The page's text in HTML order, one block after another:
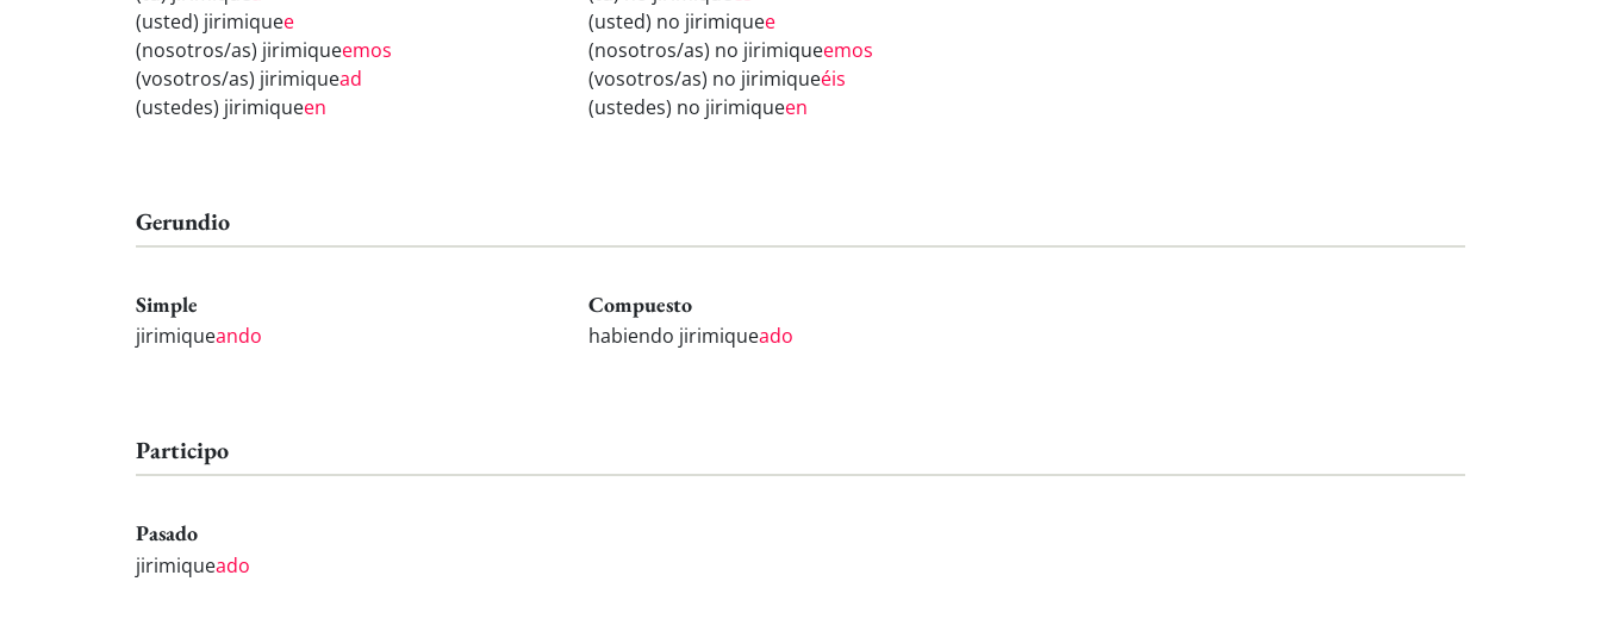
(usted) jirimiquee
(nosotros/as) jirimiqueemos
(vosotros/as) jirimiquead
(ustedes) jirimiqueen
(usted) no jirimiquee
(nosotros/as) no jirimiqueemos
(vosotros/as) no jirimiqueéis
(ustedes) no jirimiqueen
Gerundio
Simple
jirimiqueando
Compuesto
habiendo jirimiqueado
Participo
Pasado
jirimiqueado